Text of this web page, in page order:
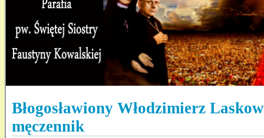
Błogosławiony Włodzimierz
męczennik